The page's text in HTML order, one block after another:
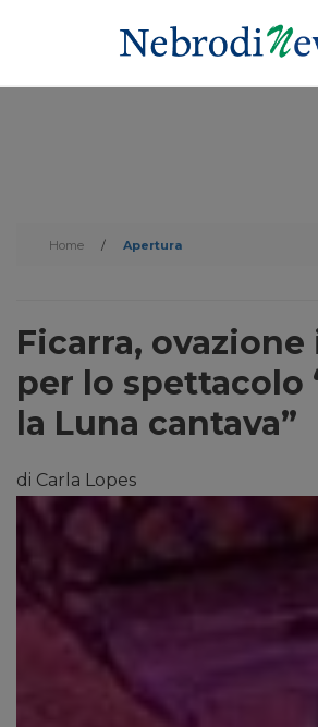
Home / Apertura
Ficarra, ovazione
per lo spettacolo
la Luna cantava”
di Carla Lopes